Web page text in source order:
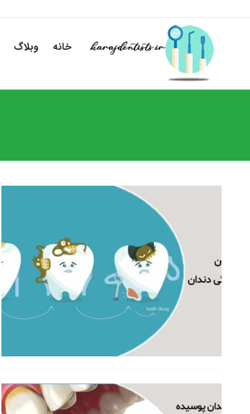
خانه وبلاگ